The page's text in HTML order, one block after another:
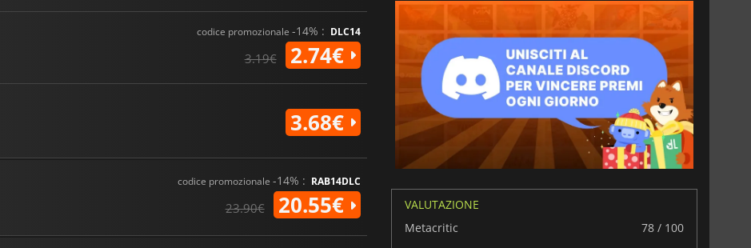
codice promozionale -14% : DLC14
3.19€ 2.74€
3.68€
codice promozionale -14% : RAB14DLC
23.90€ 20.55€
VALUTAZIONE
Metacritic
78 / 100